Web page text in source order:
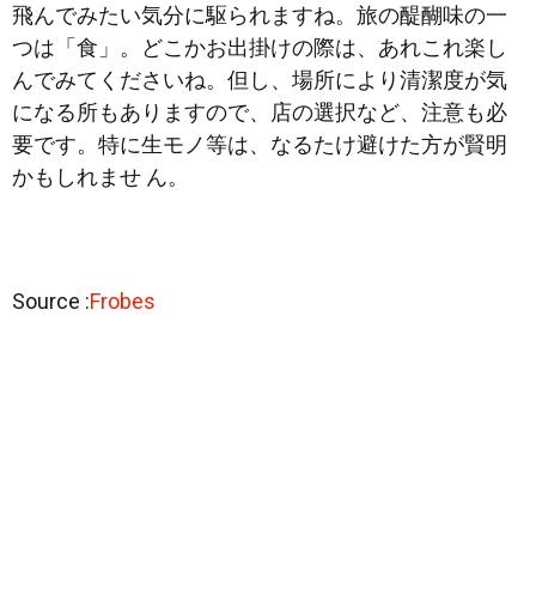
飛んでみたい気分に駆られますね。旅の醍醐味の一
つは「食」。どこかお出掛けの際は、あれこれ楽し
んでみてくださいね。但し、場所により清潔度が気
になる所もありますので、店の選択など、注意も必
要です。特に生モノ等は、なるたけ避けた方が賢明
かもしれませ ん。
Source :Frobes